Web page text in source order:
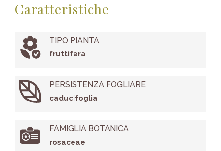
Caratteristiche
TIPO PIANTA
fruttifera
PERSISTENZA FOGLIARE
caducifoglia
FAMIGLIA BOTANICA
rosaceae